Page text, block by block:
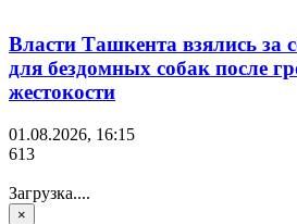
Власти Ташкента взялись за
для бездомных собак после
жестокости
01.08.2026, 16:15
613
Загрузка....
×